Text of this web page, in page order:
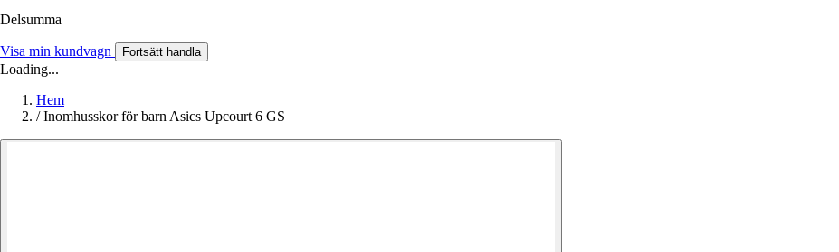
Delsumma
Visa min kundvagn Fortsätt handla
Loading...
Hem
/ Inomhusskor för barn Asics Upcourt 6 GS